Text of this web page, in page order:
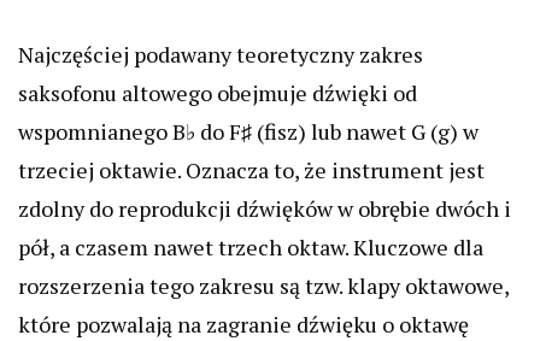
Najczęściej podawany teoretyczny zakres
saksofonu altowego obejmuje dźwięki od
wspomnianego B♭ do F♯ (fisz) lub nawet G (g) w
trzeciej oktawie. Oznacza to, że instrument jest
zdolny do reprodukcji dźwięków w obrębie dwóch i
pół, a czasem nawet trzech oktaw. Kluczowe dla
rozszerzenia tego zakresu są tzw. klapy oktawowe,
które pozwalają na zagranie dźwięku o oktawę